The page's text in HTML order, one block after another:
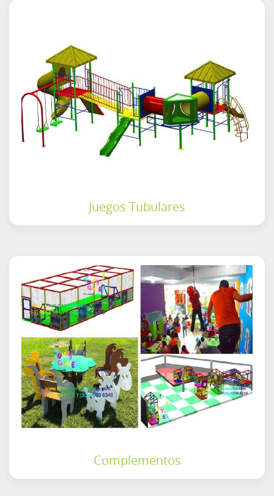
Juegos Tubulares
Complementos